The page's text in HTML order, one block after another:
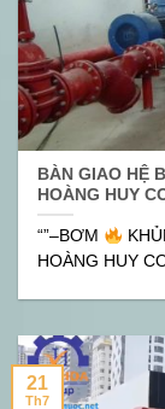
BÀN GIAO HỆ
HOÀNG HUY
“”–BƠM
HOÀNG HUY
21
Th7